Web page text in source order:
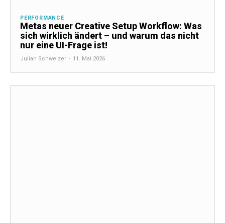
PERFORMANCE
Metas neuer Creative Setup Workflow: Was
sich wirklich ändert – und warum das nicht
nur eine UI-Frage ist!
Julian Schweizer - 11. Mai 2026